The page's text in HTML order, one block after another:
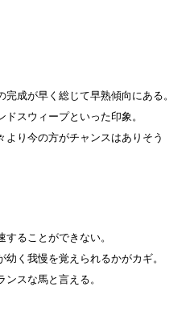
成が早く総じて早熟傾向にある。
スウィープといった印象。
より今の方がチャンスはありそう
ることができない。
く我慢を覚えられるかがカギ。
スな馬と言える。